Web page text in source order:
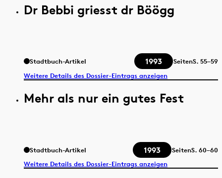
Dr Bebbi griesst dr Böögg
Stadtbuch-Artikel 1993 SeitenS. 55–59
Weitere Details des Dossier-Eintrags anzeigen
Mehr als nur ein gutes Fest
Stadtbuch-Artikel 1993 SeitenS. 60–60
Weitere Details des Dossier-Eintrags anzeigen